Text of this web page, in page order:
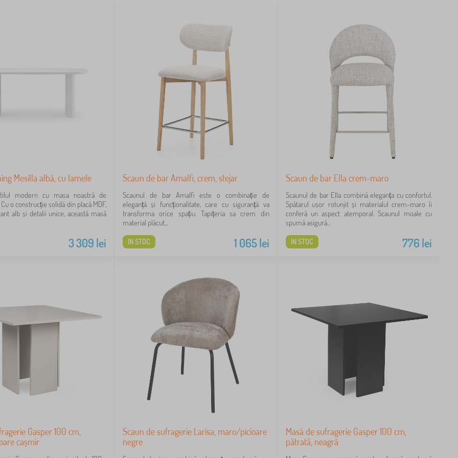
Mesilla albă, cu lamele
modern cu masa noastră de
o construcție solidă din placă MDF,
alb și detalii unice, această masă
3 309 lei
Scaun de bar Amalfi, crem, stejar
Scaunul de bar Amalfi este o combinație de
eleganță și funcționalitate, care cu siguranță va
transforma orice spațiu. Tapițeria sa crem din
material plăcut...
1 065lei
IN STOC
Scaun de bar Ella crem-maro
Scaunul de bar Ella combină eleganța cu confortul.
Spătarul ușor rotunjit și materialul crem-maro îi
conferă un aspect atemporal. Scaunul moale cu
spumă asigură...
776 lei
IN STOC
Gasper 100 cm,
cașmir
Scaun de sufragerie Larisa, maro/picioare
negre
Masă de sufragerie Gasper 100 cm,
pătrată, neagră